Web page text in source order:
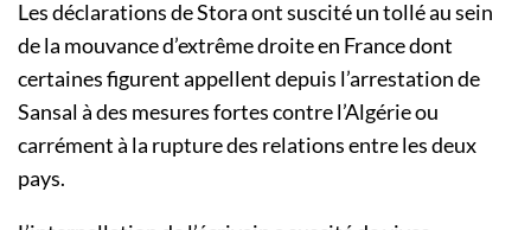
Les déclarations de Stora ont suscité un tollé au sein
de la mouvance d’extrême droite en France dont
certaines figurent appellent depuis l’arrestation de
Sansal à des mesures fortes contre l’Algérie ou
carrément à la rupture des relations entre les deux
pays.